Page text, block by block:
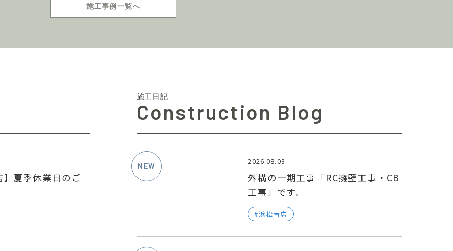
施工事例一覧へ
】夏季休業日のご
施工日記
Construction Blog
2026.08.03
外構の一期工事「RC擁壁工事・CB
工事」です。
浜松南店